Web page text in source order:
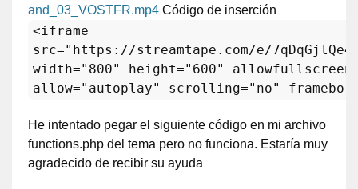
and_03_VOSTFR.mp4 Código de inserción
<iframe
src="https://streamtape.com/e/
width="800" height="600" allowfullscreen
allow="autoplay" scrolling="no"
He intentado pegar el siguiente código en mi archivo
functions.php del tema pero no funciona. Estaría muy
agradecido de recibir su ayuda